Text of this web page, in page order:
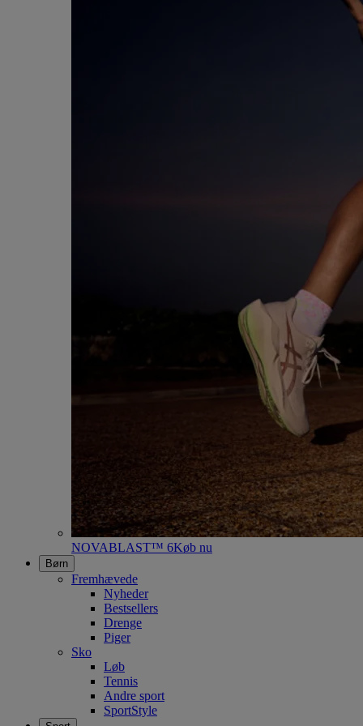
NOVABLAST™ 6Køb nu
Børn
Fremhævede
Nyheder
Bestsellers
Drenge
Piger
Sko
Løb
Tennis
Andre sport
SportStyle